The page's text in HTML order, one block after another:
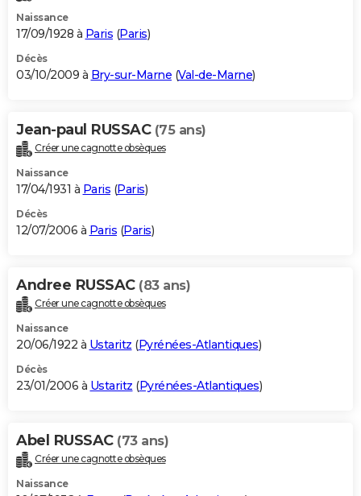
Naissance
17/09/1928 à Paris (Paris)
Décès
03/10/2009 à Bry-sur-Marne (Val-de-Marne)
Jean-paul RUSSAC (75 ans)
Créer une cagnotte obsèques
Naissance
17/04/1931 à Paris (Paris)
Décès
12/07/2006 à Paris (Paris)
Andree RUSSAC (83 ans)
Créer une cagnotte obsèques
Naissance
20/06/1922 à Ustaritz (Pyrénées-Atlantiques)
Décès
23/01/2006 à Ustaritz (Pyrénées-Atlantiques)
Abel RUSSAC (73 ans)
Créer une cagnotte obsèques
Naissance